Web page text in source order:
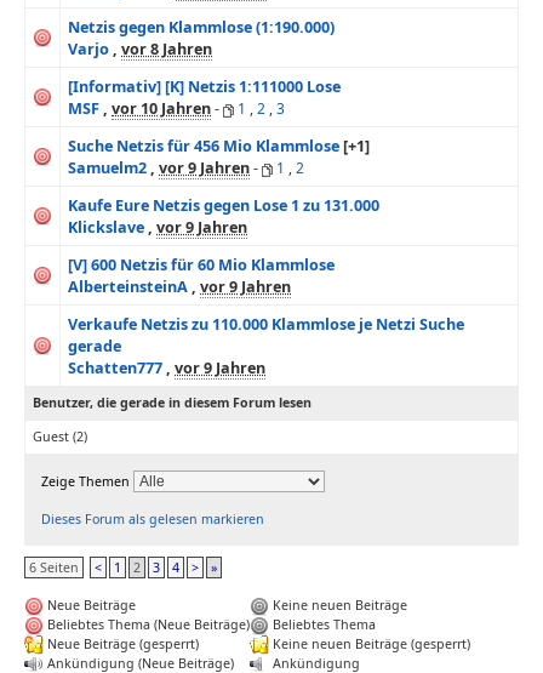
Netzis gegen Klammlose (1:190.000)
Varjo , vor 8 Jahren
[Informativ] [K] Netzis 1:111000 Lose
MSF , vor 10 Jahren- 1 ,2 ,3
Suche Netzis für 456 Mio Klammlose [+1]
Samuelm2 , vor 9 Jahren- 1 ,2
Kaufe Eure Netzis gegen Lose 1 zu 131.000
Klickslave , vor 9 Jahren
[V] 600 Netzis für 60 Mio Klammlose
AlberteinsteinA , vor 9 Jahren
Verkaufe Netzis zu 110.000 Klammlose je Netzi Suche
gerade
Schatten777 , vor 9 Jahren
Benutzer, die gerade in diesem Forum lesen
Guest (2)
Zeige Themen
Dieses Forum als gelesen markieren
6 Seiten < 1 2 3 4 > »
Neue Beiträge
Keine neuen Beiträge
Beliebtes Thema (Neue Beiträge)
Beliebtes Thema
Neue Beiträge (gesperrt)
Keine neuen Beiträge (gesperrt)
Ankündigung (Neue Beiträge)
Ankündigung